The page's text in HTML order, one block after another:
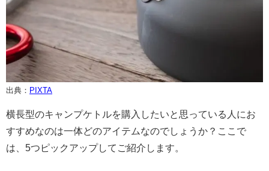
出典： PIXTA
横長型のキャンプケトルを購入したいと思っている人にお
すすめなのは一体どのアイテムなのでしょうか？ここで
は、5つピックアップしてご紹介します。